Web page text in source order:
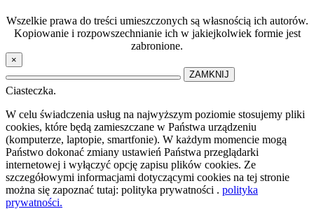
Wszelkie prawa do treści umieszczonych są własnością ich autorów.
Kopiowanie i rozpowszechnianie ich w jakiejkolwiek formie jest
zabronione.
×
ZAMKNIJ
Ciasteczka.
W celu świadczenia usług na najwyższym poziomie stosujemy pliki
cookies, które będą zamieszczane w Państwa urządzeniu
(komputerze, laptopie, smartfonie). W każdym momencie mogą
Państwo dokonać zmiany ustawień Państwa przeglądarki
internetowej i wyłączyć opcję zapisu plików cookies. Ze
szczegółowymi informacjami dotyczącymi cookies na tej stronie
można się zapoznać tutaj: polityka prywatności . polityka
prywatności.